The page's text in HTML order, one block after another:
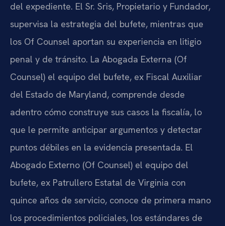
del expediente. El Sr. Sris, Propietario y Fundador,
supervisa la estrategia del bufete, mientras que
los Of Counsel aportan su experiencia en litigio
penal y de tránsito. La Abogada Externa (Of
Counsel) el equipo del bufete, ex Fiscal Auxiliar
del Estado de Maryland, comprende desde
adentro cómo construye sus casos la fiscalía, lo
que le permite anticipar argumentos y detectar
puntos débiles en la evidencia presentada. El
Abogado Externo (Of Counsel) el equipo del
bufete, ex Patrullero Estatal de Virginia con
quince años de servicio, conoce de primera mano
los procedimientos policiales, los estándares de